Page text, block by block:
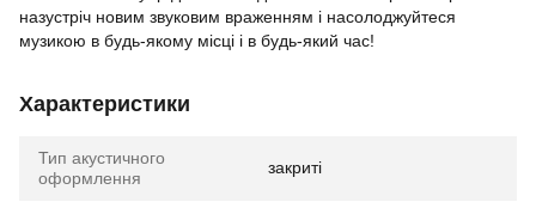
назустріч новим звуковим враженням і насолоджуйтеся
музикою в будь-якому місці і в будь-який час!
Характеристики
Тип акустичного
оформлення
закриті